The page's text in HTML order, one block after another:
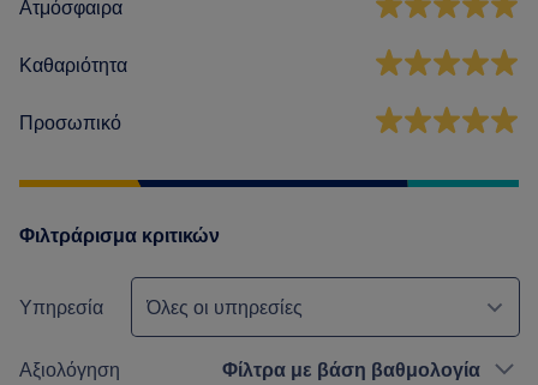
Ατμόσφαιρα
Καθαριότητα
Προσωπικό
Φιλτράρισμα κριτικών
Υπηρεσία Όλες οι υπηρεσίες
Αξιολόγηση Φίλτρα με βάση βαθμολογία